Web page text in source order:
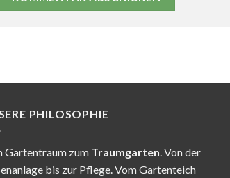
PHILOSOPHIE
Gartentraum zum Traumgarten . Von der
bis zur Pflege. Vom Gartenteich